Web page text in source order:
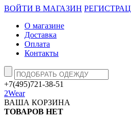
ВОЙТИ В МАГАЗИН
О магазине
Доставка
Оплата
Контакты
+7(495)721-38-51
2Wear
ВАША КОРЗИНА
ТОВАРОВ НЕТ